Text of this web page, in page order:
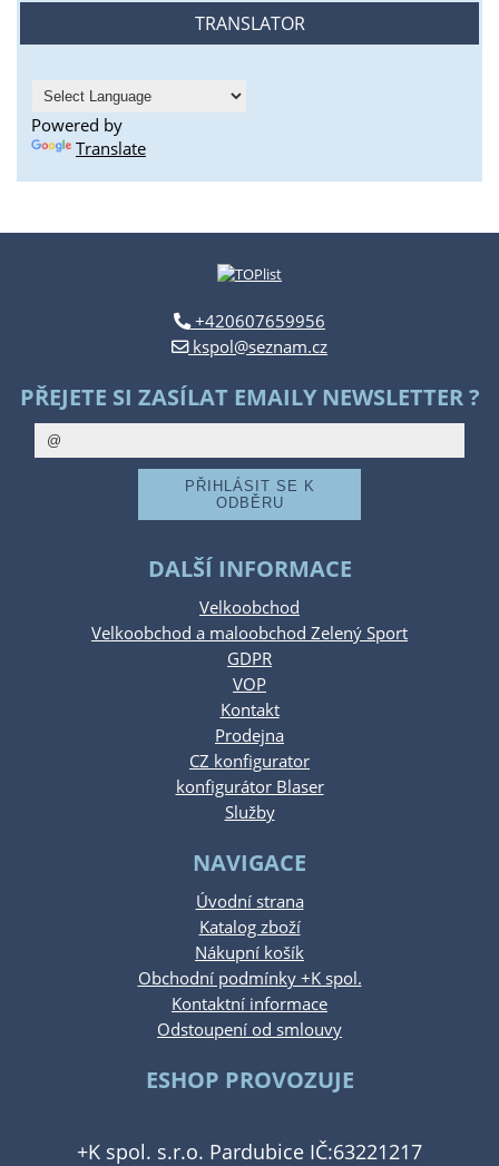
TRANSLATOR
Powered by
Translate
+420607659956
kspol@seznam.cz
PŘEJETE SI ZASÍLAT EMAILY NEWSLETTER ?
DALŠÍ INFORMACE
Velkoobchod
Velkoobchod a maloobchod Zelený Sport
GDPR
VOP
Kontakt
Prodejna
CZ konfigurator
konfigurátor Blaser
Služby
NAVIGACE
Úvodní strana
Katalog zboží
Nákupní košík
Obchodní podmínky +K spol.
Kontaktní informace
Odstoupení od smlouvy
ESHOP PROVOZUJE
+K spol. s.r.o. Pardubice IČ:63221217